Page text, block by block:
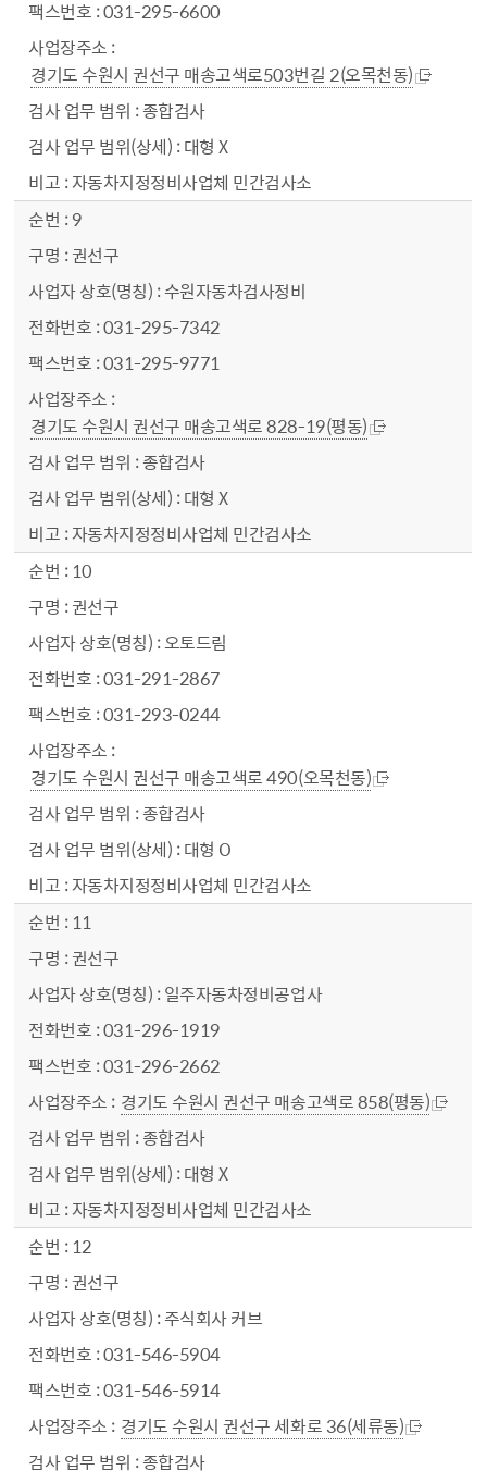
031-295-6600
경기도 수원시 권선구 매송고색로503번길 2(오목천동)
종합검사
대형 X
자동차지정정비사업체 민간검사소
9
권선구
수원자동차검사정비
031-295-7342
031-295-9771
경기도 수원시 권선구 매송고색로 828-19(평동)
종합검사
대형 X
자동차지정정비사업체 민간검사소
10
권선구
오토드림
031-291-2867
031-293-0244
경기도 수원시 권선구 매송고색로 490(오목천동)
종합검사
대형 O
자동차지정정비사업체 민간검사소
11
권선구
일주자동차정비공업사
031-296-1919
031-296-2662
경기도 수원시 권선구 매송고색로 858(평동)
종합검사
대형 X
자동차지정정비사업체 민간검사소
12
권선구
주식회사 커브
031-546-5904
031-546-5914
경기도 수원시 권선구 세화로 36(세류동)
종합검사